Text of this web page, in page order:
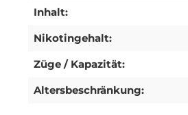
Inhalt:
Nikotingehalt:
Züge / Kapazität:
Altersbeschränkung: